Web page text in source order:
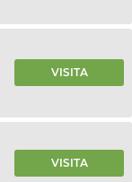
VISITA
VISITA